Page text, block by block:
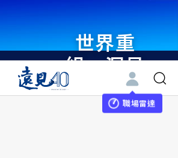
世界重
組・洞見
未來 與
世界領袖
職場雷達